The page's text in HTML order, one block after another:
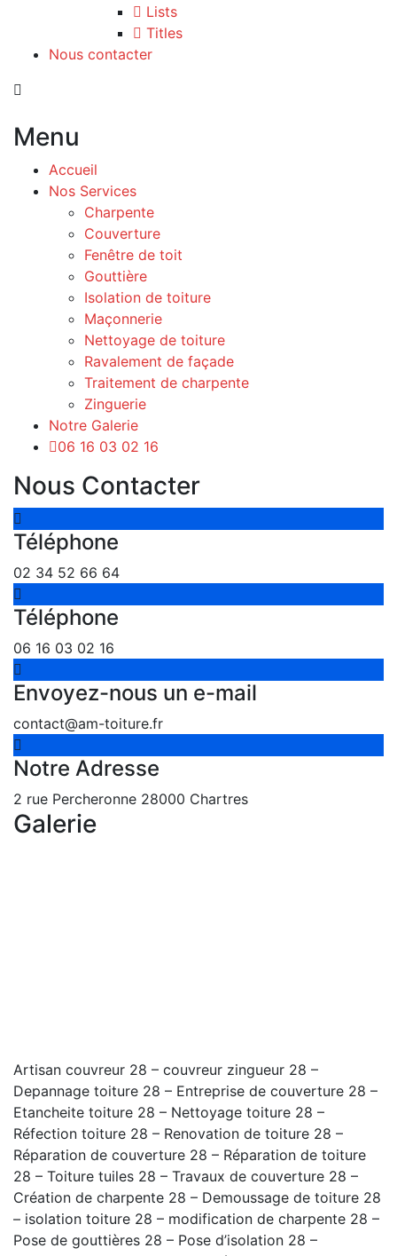
Lists
Titles
Nous contacter
Menu
Accueil
Nos Services
Charpente
Couverture
Fenêtre de toit
Gouttière
Isolation de toiture
Maçonnerie
Nettoyage de toiture
Ravalement de façade
Traitement de charpente
Zinguerie
Notre Galerie
06 16 03 02 16
Nous Contacter
Téléphone
02 34 52 66 64
Téléphone
06 16 03 02 16
Envoyez-nous un e-mail
contact@am-toiture.fr
Notre Adresse
2 rue Percheronne 28000 Chartres
Galerie
Artisan couvreur 28 – couvreur zingueur 28 –
Depannage toiture 28 – Entreprise de couverture 28 –
Etancheite toiture 28 – Nettoyage toiture 28 –
Réfection toiture 28 – Renovation de toiture 28 –
Réparation de couverture 28 – Réparation de toiture
28 – Toiture tuiles 28 – Travaux de couverture 28 –
Création de charpente 28 – Demoussage de toiture 28
– isolation toiture 28 – modification de charpente 28 –
Pose de gouttières 28 – Pose d’isolation 28 –